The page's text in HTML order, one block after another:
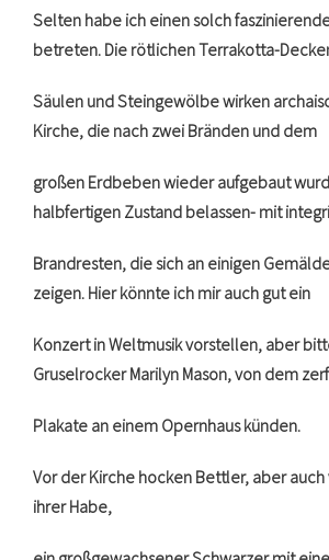
Selten habe ich einen solch
betreten. Die rötlichen Terrakotta-
Säulen und Steingewölbe wirken
Kirche, die nach zwei Bränden und dem
großen Erdbeben wieder aufgebaut
halbfertigen Zustand belassen- mit
Brandresten, die sich an einigen
zeigen. Hier könnte ich mir auch gut ein
Konzert in Weltmusik vorstellen, aber
Gruselrocker Marilyn Mason, von dem
Plakate an einem Opernhaus künden.
Vor der Kirche hocken Bettler, aber
ihrer Habe,